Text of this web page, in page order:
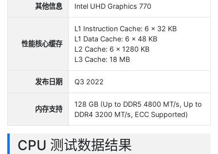
其他信息 Intel UHD Graphics 770
性能核心缓存
L1 Instruction Cache: 6 x 32 KB
L1 Data Cache: 6 x 48 KB
L2 Cache: 6 x 1280 KB
L3 Cache: 18 MB
发布日期 Q3 2022
内存支持
128 GB (Up to DDR5 4800 MT/s, Up to
DDR4 3200 MT/s, ECC Supported)
CPU 测试数据结果